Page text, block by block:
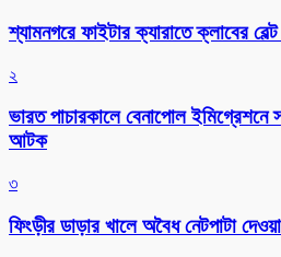
শ্যামনগরে ফাইটার ক্যারাতে ক্লাবের
২
ভারত পাচারকালে বেনাপোল ইমিগ্রেশনে
আটক
৩
ফিংড়ীর ডাড়ার খালে অবৈধ নেটপাটা